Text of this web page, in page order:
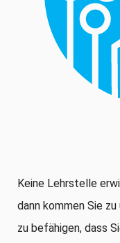
Keine Lehrstelle
dann kommen Sie
zu befähigen, dass